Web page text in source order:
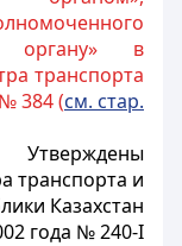
органу» в
транспорта
384 (см. стар.
Утверждены
транспорта и
Казахстан
года № 240-I